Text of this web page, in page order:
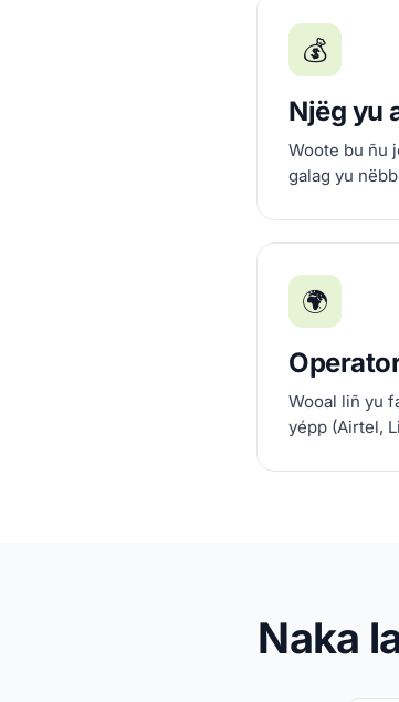
💰
Njëg yu
Woote bu ñu
galag yu
🌍
Wooal liñ yu
yépp (Airtel,
Naka